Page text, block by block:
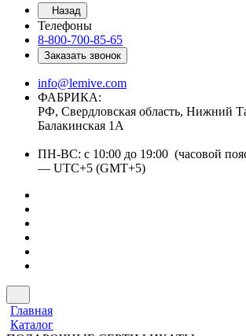
Назад
Телефоны
8-800-700-85-65
Заказать звонок
info@lemive.com
ФАБРИКА:
РФ, Свердловская область, Нижний
Балакинская 1А
ПН-ВС: с 10:00 до 19:00 (часовой
— UTC+5 (GMT+5)
Главная
Каталог